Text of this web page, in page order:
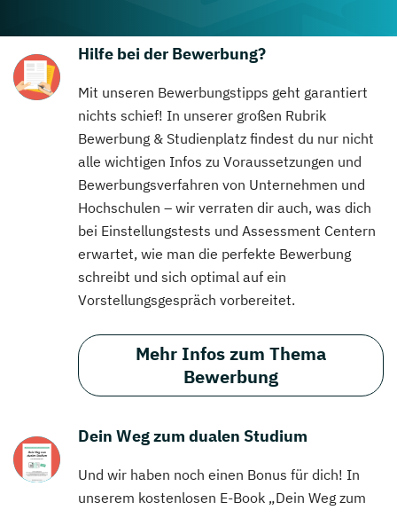
Hilfe bei der Bewerbung?
Mit unseren Bewerbungstipps geht garantiert
nichts schief! In unserer großen Rubrik
Bewerbung & Studienplatz findest du nur nicht
alle wichtigen Infos zu Voraussetzungen und
Bewerbungsverfahren von Unternehmen und
Hochschulen – wir verraten dir auch, was dich
bei Einstellungstests und Assessment Centern
erwartet, wie man die perfekte Bewerbung
schreibt und sich optimal auf ein
Vorstellungsgespräch vorbereitet.
Mehr Infos zum Thema
Bewerbung
Dein Weg zum dualen Studium
Und wir haben noch einen Bonus für dich! In
unserem kostenlosen E-Book „Dein Weg zum